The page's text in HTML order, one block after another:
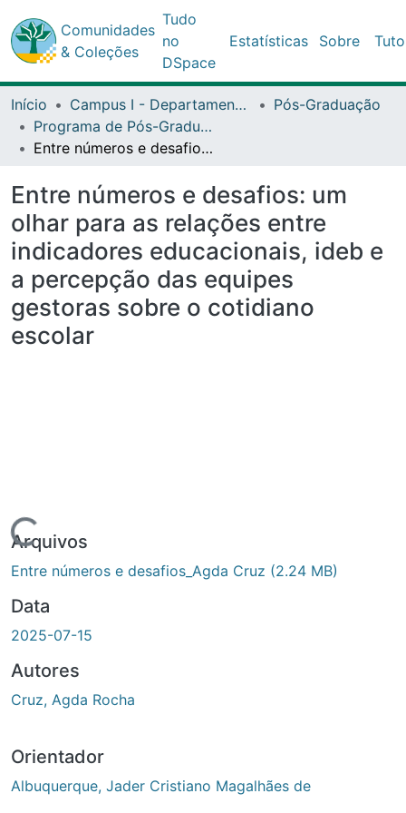
Comunidades
& Coleções
Tudo
no
DSpace
Estatísticas Sobre
Início Campus I - Departamento de Educação (DEDC) - Salvador
Pós-Graduação
Programa de Pós-Graduação Stricto Sensu (Mestrado Acadêmico) em Educação e Contemporaneidade (PPGEduC)
Entre números e desafios: um olhar para as relações entre indicadores educacionais, ideb e a percepção das equipes gestoras sobre o cotidiano escolar
Entre números e desafios: um
olhar para as relações entre
indicadores educacionais, ideb e
a percepção das equipes
gestoras sobre o cotidiano
escolar
Carregando...
Arquivos
Entre números e desafios_Agda Cruz (2.24 MB)
Data
2025-07-15
Autores
Cruz, Agda Rocha
Orientador
Albuquerque, Jader Cristiano Magalhães de